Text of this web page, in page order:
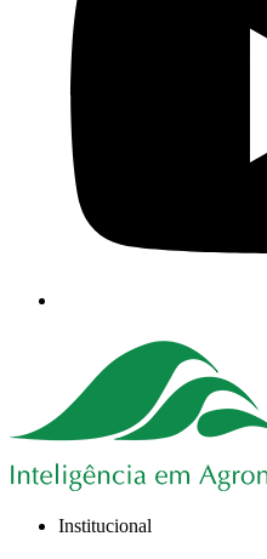
Institucional